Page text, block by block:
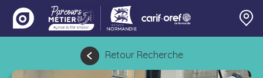
Retour Recherche